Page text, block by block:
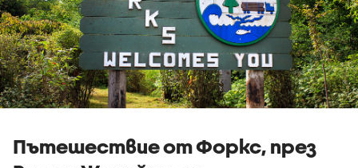
Пътешествие от Форкс, през